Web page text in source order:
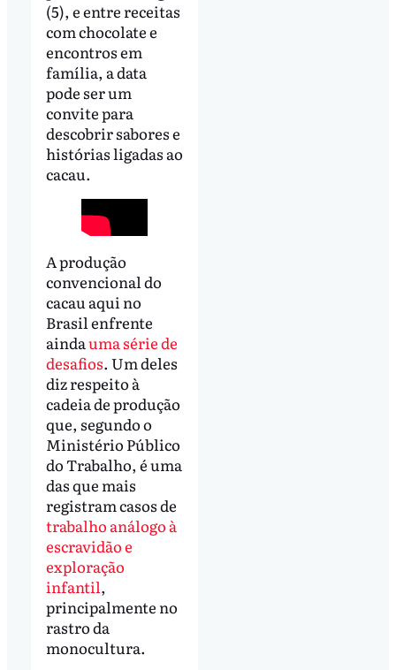
(5), e entre receitas
com chocolate e
encontros em
família, a data
pode ser um
convite para
descobrir sabores e
histórias ligadas ao
cacau.
A produção
convencional do
cacau aqui no
Brasil enfrente
aindauma série de
desafios. Um deles
diz respeito à
cadeia de produção
que, segundo o
Ministério Público
do Trabalho, é uma
das que mais
registram casos de
trabalho análogo à
escravidão e
exploração
infantil,
principalmente no
rastro da
monocultura.